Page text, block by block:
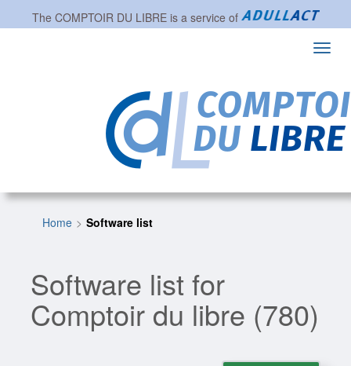
The COMPTOIR DU LIBREis a service of
Home Software list
Software list for
Comptoir du libre (780)